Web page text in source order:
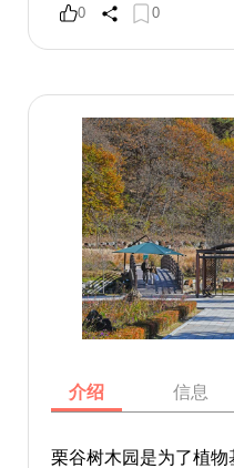
0 0
介绍 信息
栗谷树木园是为了植